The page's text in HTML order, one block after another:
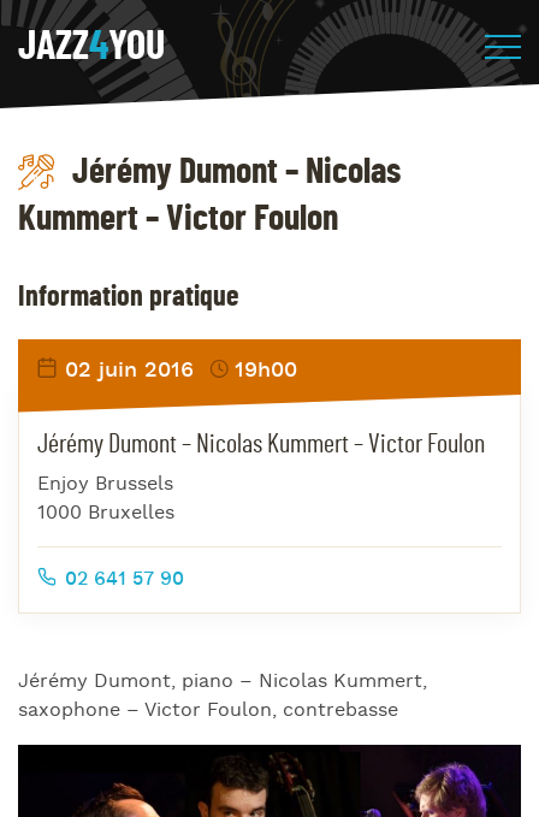
JAZZ4YOU
Jérémy Dumont – Nicolas
Kummert – Victor Foulon
Jérémy Dumont, piano – Nicolas Kummert,
saxophone – Victor Foulon, contrebasse
Information pratique
02 juin 2016 19h00
Jérémy Dumont – Nicolas Kummert – Victor Foulon
Enjoy Brussels
1000 Bruxelles
02 641 57 90